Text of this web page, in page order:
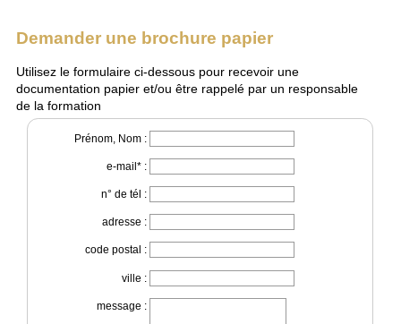
Demander une brochure papier
Utilisez le formulaire ci-dessous pour recevoir une
documentation papier et/ou être rappelé par un responsable
de la formation
Prénom, Nom :
e-mail* :
n° de tél :
adresse :
code postal :
ville :
message :